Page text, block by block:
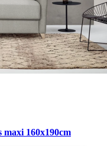
160x190cm